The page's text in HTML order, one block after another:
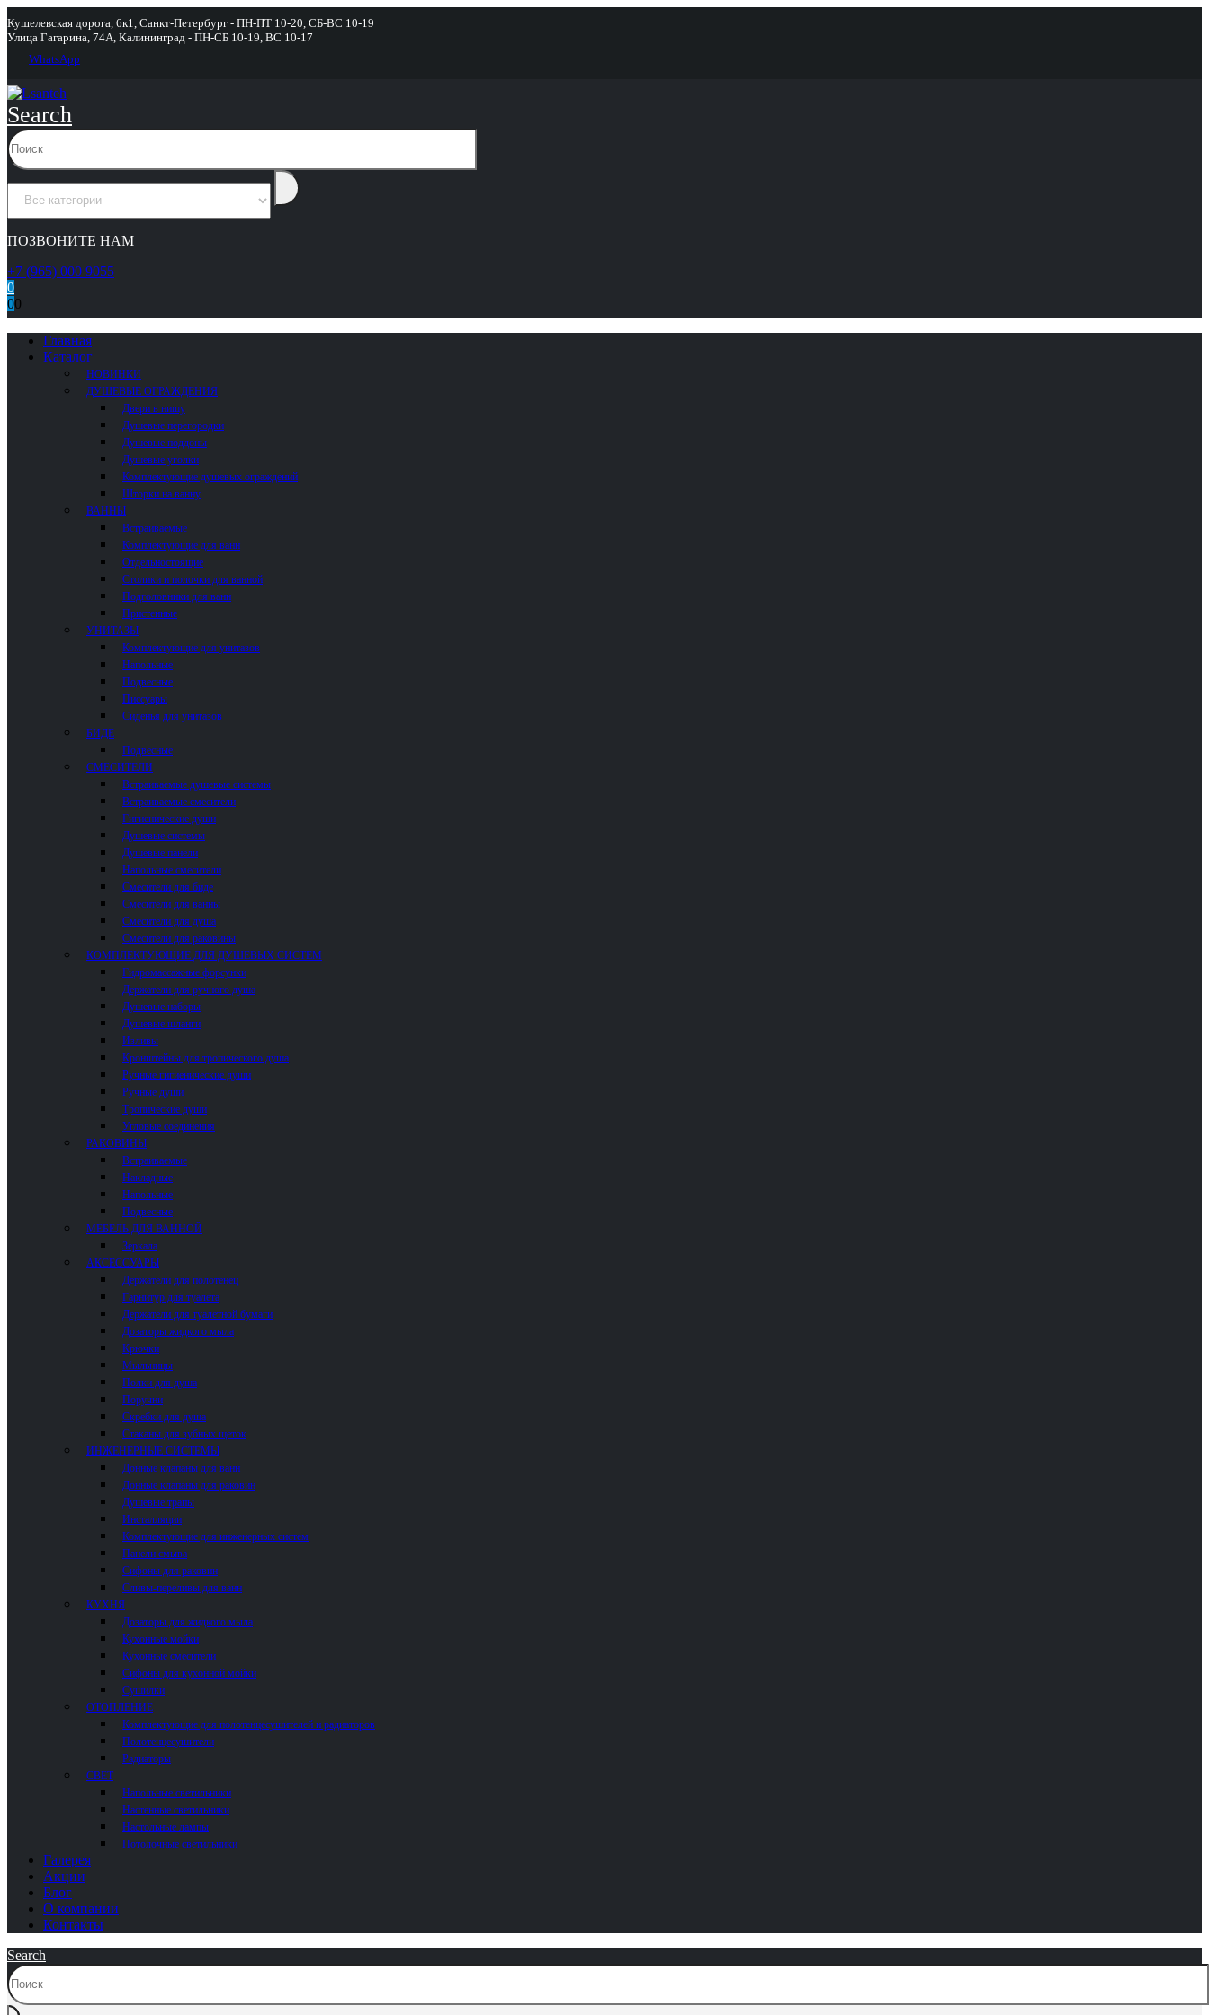
Кушелевская дорога, 6к1, Санкт-Петербург - ПН-ПТ 10-20, СБ-ВС 10-19
Улица Гагарина, 74А, Калининград - ПН-СБ 10-19, ВС 10-17
WhatsApp
Search
ПОЗВОНИТЕ НАМ
+7 (965) 000 9055
0
00
Главная
Каталог
НОВИНКИ
ДУШЕВЫЕ ОГРАЖДЕНИЯ
Двери в нишу
Душевые перегородки
Душевые поддоны
Душевые уголки
Комплектующие душевых ограждений
Шторки на ванну
ВАННЫ
Встраиваемые
Комплектующие для ванн
Отдельностоящие
Столики и полочки для ванной
Подголовники для ванн
Пристенные
УНИТАЗЫ
Комплектующие для унитазов
Напольные
Подвесные
Писсуары
Сиденья для унитазов
БИДЕ
Подвесные
СМЕСИТЕЛИ
Встраиваемые душевые системы
Встраиваемые смесители
Гигиенические души
Душевые системы
Душевые панели
Напольные смесители
Смесители для биде
Смесители для ванны
Смесители для душа
Смесители для раковины
КОМПЛЕКТУЮЩИЕ ДЛЯ ДУШЕВЫХ СИСТЕМ
Гидромассажные форсунки
Держатели для ручного душа
Душевые наборы
Душевые шланги
Изливы
Кронштейны для тропического душа
Ручные гигиенические души
Ручные души
Тропические души
Угловые соединения
РАКОВИНЫ
Встраиваемые
Накладные
Напольные
Подвесные
МЕБЕЛЬ ДЛЯ ВАННОЙ
Зеркала
АКСЕССУАРЫ
Держатели для полотенец
Гарнитур для туалета
Держатели для туалетной бумаги
Дозаторы жидкого мыла
Крючки
Мыльницы
Полки для душа
Поручни
Скребки для душа
Стаканы для зубных щеток
ИНЖЕНЕРНЫЕ СИСТЕМЫ
Донные клапаны для ванн
Донные клапаны для раковин
Душевые трапы
Инсталляции
Комплектующие для инженерных систем
Панели смыва
Сифоны для раковин
Сливы-переливы для ванн
КУХНЯ
Дозаторы для жидкого мыла
Кухонные мойки
Кухонные смесители
Сифоны для кухонной мойки
Сушилки
ОТОПЛЕНИЕ
Комплектующие для полотенцесушителей и радиаторов
Полотенцесушители
Радиаторы
СВЕТ
Напольные светильники
Настенные светильники
Настольные лампы
Потолочные светильники
Галерея
Акции
Блог
О компании
Контакты
Search